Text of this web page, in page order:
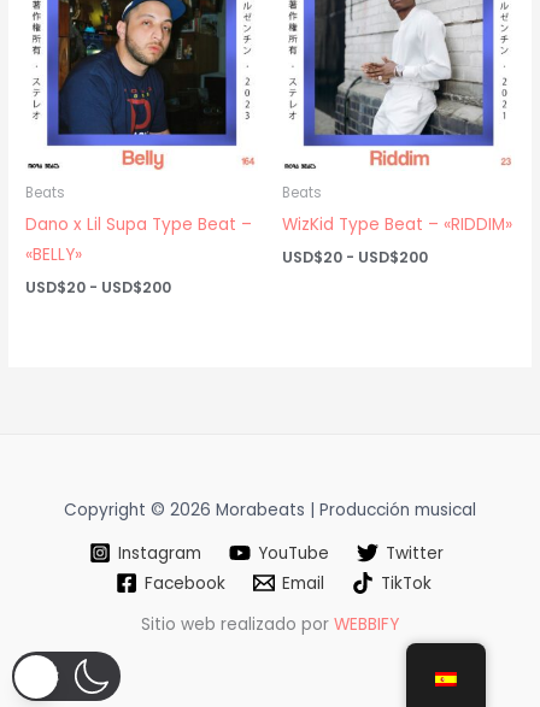
Beats
Dano x Lil Supa Type Beat –
«BELLY»
USD$20 - USD$200Rango
Beats
WizKid Type Beat – «RIDDIM»
USD$20 - USD$200Rango
Copyright © 2026 Morabeats | Producción musical
Instagram
YouTube
Twitter
Facebook
Email
TikTok
Sitio web realizado por WEBBIFY